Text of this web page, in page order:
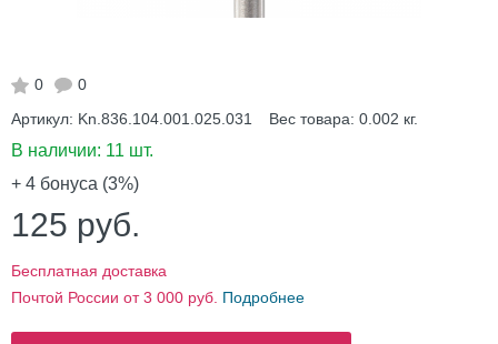
0
0
Артикул: Kn.836.104.001.025.031 Вес товара: 0.002 кг.
В наличии: 11 шт.
+ 4 бонуса (3%)
125 руб.
Бесплатная доставка
Почтой России от 3 000 руб. Подробнее